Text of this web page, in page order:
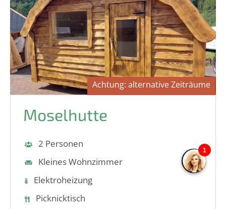
Achtung: alternative Zeiträume
Moselhutte
2 Personen
Kleines Wohnzimmer
Elektroheizung
Picknicktisch